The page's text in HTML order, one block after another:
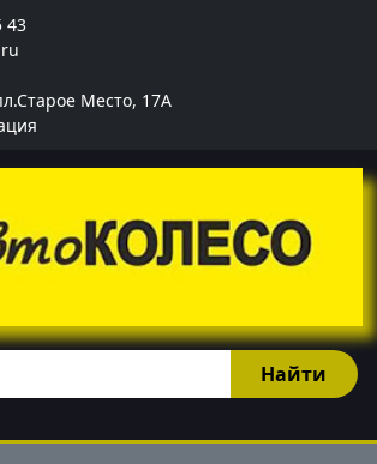
43
Место, 17А